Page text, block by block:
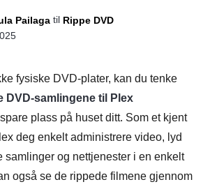
Pailaga til Rippe DVD
fysiske DVD-plater, kan du tenke
DVD-samlingene til Plex
plass på huset ditt. Som et kjent
deg enkelt administrere video, lyd
samlinger og nettjenester i en enkelt
også se de rippede filmene gjennom